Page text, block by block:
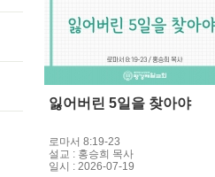
잃어버린 5일을 찾아야
로마서 8:19-23
설교 : 홍승희 목사
일시 : 2026-07-19